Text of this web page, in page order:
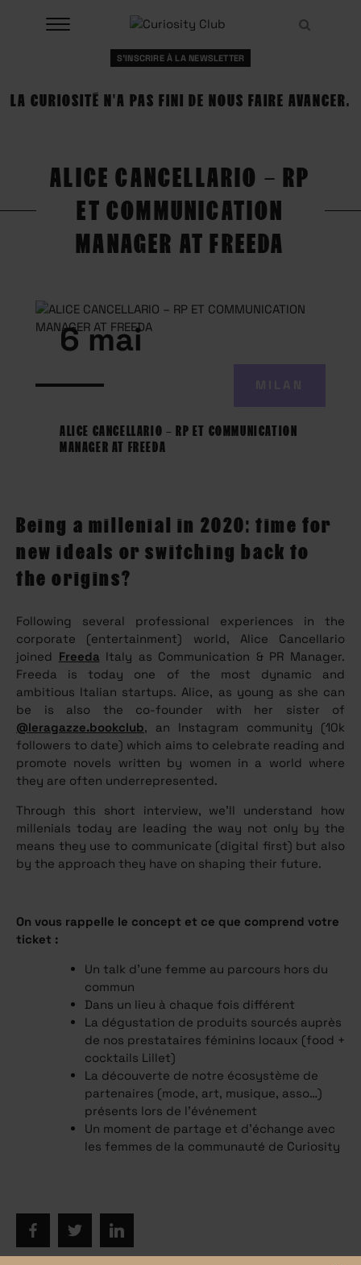
S'INSCRIRE À LA NEWSLETTER
LA CURIOSITÉ N'A PAS FINI DE NOUS FAIRE AVANCER.
ALICE CANCELLARIO – RP
ET COMMUNICATION
MANAGER AT FREEDA
6 mai
ALICE CANCELLARIO – RP ET COMMUNICATION
MANAGER AT FREEDA
Being a millenial in 2020: time for
new ideals or switching back to
the origins?
Following several professional experiences in the
corporate (entertainment) world, Alice Cancellario
joined Freeda Italy as Communication & PR Manager.
Freeda is today one of the most dynamic and
ambitious Italian startups. Alice, as young as she can
be is also the co-founder with her sister of
@leragazze.bookclub, an Instagram community (10k
followers to date) which aims to celebrate reading and
promote novels written by women in a world where
they are often underrepresented.
Through this short interview, we’ll understand how
millenials today are leading the way not only by the
means they use to communicate (digital first) but also
by the approach they have on shaping their future.
On vous rappelle le concept et ce que comprend votre
ticket :
Un talk d’une femme au parcours hors du
commun
Dans un lieu à chaque fois différent
La dégustation de produits sourcés auprès
de nos prestataires féminins locaux (food +
cocktails Lillet)
La découverte de notre écosystème de
partenaires (mode, art, musique, asso…)
présents lors de l'événement
Un moment de partage et d’échange avec
les femmes de la communauté de Curiosity